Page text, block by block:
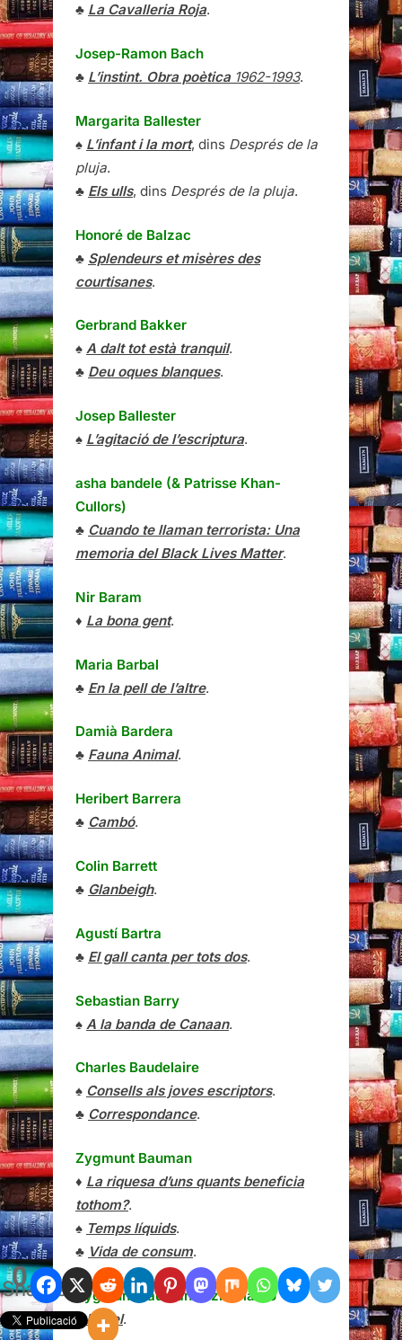
0
Shares
♣ La Cavalleria Roja.
Josep-Ramon Bach
♣ L’instint. Obra poètica1962-1993.
Margarita Ballester
♠ L’infant i la mort, dins Després de la
pluja.
♣ Els ulls, dins Després de la pluja.
Honoré de Balzac
♣ Splendeurs et misères des
courtisanes.
Gerbrand Bakker
♠ A dalt tot està tranquil.
♣ Deu oques blanques.
Josep Ballester
♠ L’agitació de l’escriptura.
asha bandele (& Patrisse Khan-
Cullors)
♣ Cuando te llaman terrorista: Una
memoria del Black Lives Matter.
Nir Baram
♦ La bona gent.
Maria Barbal
♣ En la pell de l’altre.
Damià Bardera
♣ Fauna Animal.
Heribert Barrera
♣ Cambó.
Colin Barrett
♣ Glanbeigh.
Agustí Bartra
♣ El gall canta per tots dos.
Sebastian Barry
♠ A la banda de Canaan.
Charles Baudelaire
♠ Consells als joves escriptors.
♣ Correspondance.
Zygmunt Bauman
♦ La riquesa d’uns quants beneficia
tothom?.
♠ Temps líquids.
♣ Vida de consum.
Zygmunt BaumaniEzio Mauro
♠Babel.